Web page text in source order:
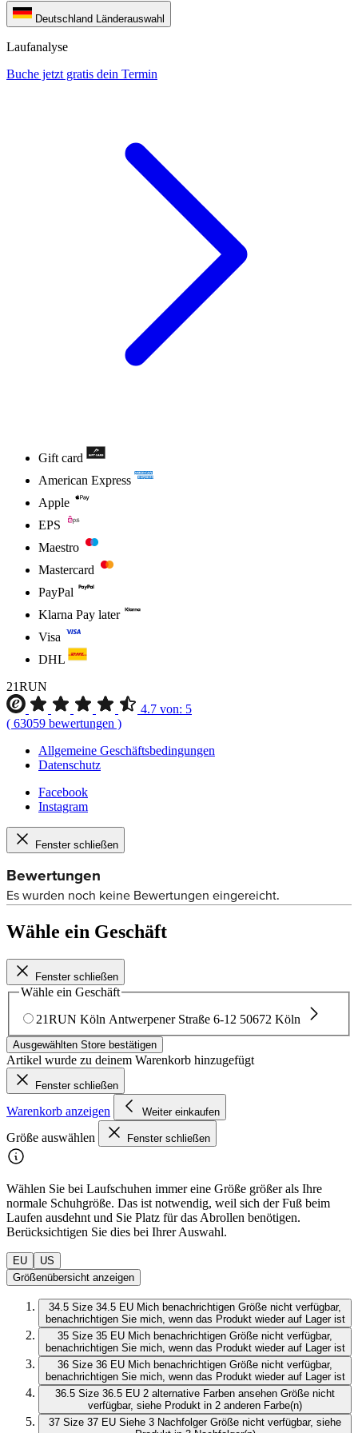
Deutschland Länderauswahl
Laufanalyse
Buche jetzt gratis dein Termin
Gift card
American Express
Apple
EPS
Maestro
Mastercard
PayPal
Klarna Pay later
Visa
DHL
21RUN
4.7 von: 5
( 63059 bewertungen )
Allgemeine Geschäftsbedingungen
Datenschutz
Facebook
Instagram
Fenster schließen
Wähle ein Geschäft
Fenster schließen
Wähle ein Geschäft
21RUN Köln Antwerpener Straße 6-12 50672 Köln
Ausgewählten Store bestätigen
Artikel wurde zu deinem Warenkorb hinzugefügt
Fenster schließen
Warenkorb anzeigen Weiter einkaufen
Größe auswählen Fenster schließen
Wählen Sie bei Laufschuhen immer eine Größe größer als Ihre
normale Schuhgröße. Das ist notwendig, weil sich der Fuß beim
Laufen ausdehnt und Sie Platz für das Abrollen benötigen.
Berücksichtigen Sie dies bei Ihrer Auswahl.
EU
US
Größenübersicht anzeigen
34.5 Size 34.5 EU Mich benachrichtigen Größe nicht verfügbar,
benachrichtigen Sie mich, wenn das Produkt wieder auf Lager ist
35 Size 35 EU Mich benachrichtigen Größe nicht verfügbar,
benachrichtigen Sie mich, wenn das Produkt wieder auf Lager ist
36 Size 36 EU Mich benachrichtigen Größe nicht verfügbar,
benachrichtigen Sie mich, wenn das Produkt wieder auf Lager ist
36.5 Size 36.5 EU 2 alternative Farben ansehen Größe nicht
verfügbar, siehe Produkt in 2 anderen Farbe(n)
37 Size 37 EU Siehe 3 Nachfolger Größe nicht verfügbar, siehe